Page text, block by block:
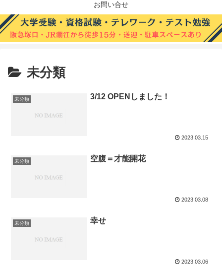
お問い合せ
未分類
未分類 3/12 OPENしました！
2023.03.15
未分類 空腹＝才能開花
2023.03.08
未分類 幸せ
2023.03.06